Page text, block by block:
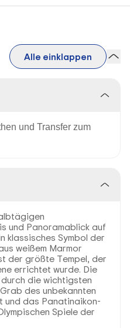
Alle einklappen
und Transfer zum
und Panoramablick auf
klassisches Symbol der
weißem Marmor
der größte Tempel, der
errichtet wurde. Die
die wichtigsten
des unbekannten
und das Panatinaikon-
Spiele der